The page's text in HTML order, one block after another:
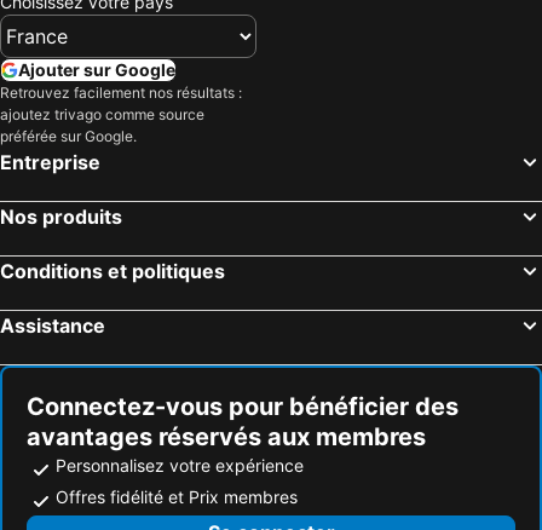
Ajouter sur Google
Retrouvez facilement nos résultats :
ajoutez trivago comme source
préférée sur Google.
Entreprise
Nos produits
Conditions et politiques
Assistance
Connectez-vous pour bénéficier des
avantages réservés aux membres
Personnalisez votre expérience
Offres fidélité et Prix membres